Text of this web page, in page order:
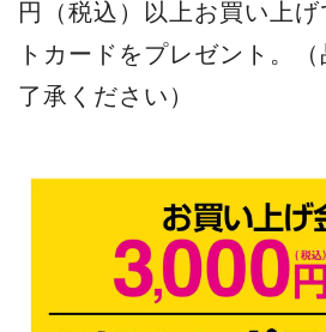
円（税込）以上お買い上
トカードをプレゼント。
了承ください）